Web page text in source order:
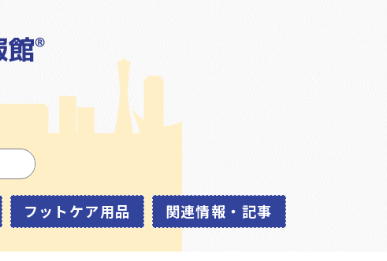
フットケア用品 関連情報・記事